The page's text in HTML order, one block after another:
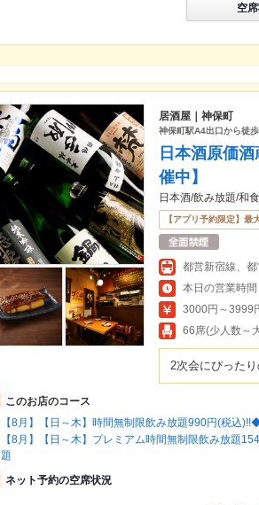
空
居酒屋｜神保町
神保町駅A4出口から徒歩
日本酒原価
催中】
日本酒/飲み放題/和
【アプリ予約限定】
本日の営業時
3000円～3999
66席(少人数～
2次会にぴった
このお店のコース
【8月】【日～木】時間無制限飲み放題990円(税込
【8月】【日～木】プレミアム時間無制限飲み放題
題
ネット予約の空席状況